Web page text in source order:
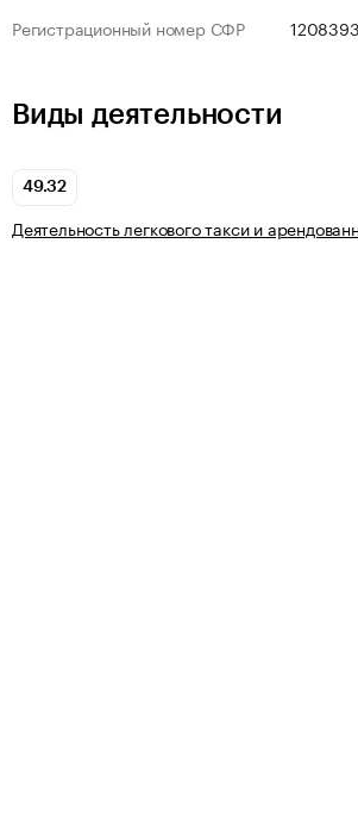
Регистрационный номер СФР
Виды деятельности
49.32
Деятельность легкового такси и